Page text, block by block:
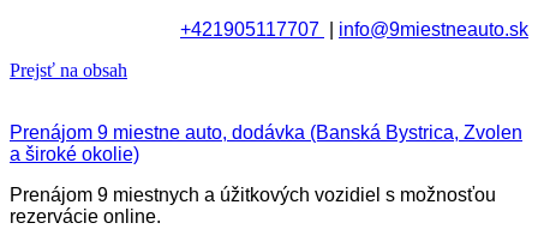
+421905117707
info@9miestneauto.sk
Prejsť na obsah
Prenájom 9 miestne auto, dodávka (Banská Bystrica, Zvolen
a široké okolie)
Prenájom 9 miestnych a úžitkových vozidiel s možnosťou
rezervácie online.